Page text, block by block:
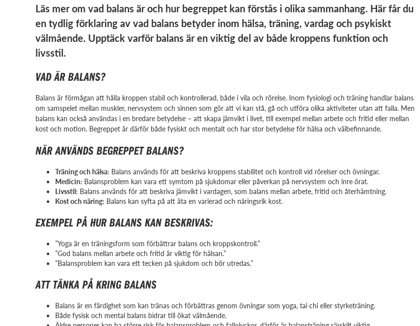
Läs mer om vad balans är och hur begreppet kan förstås i olika sammanhang. Här får du
en tydlig förklaring av vad balans betyder inom hälsa, träning, vardag och psykiskt
välmående. Upptäck varför balans är en viktig del av både kroppens funktion och
livsstil.
VAD ÄR BALANS?
Balans är förmågan att hålla kroppen stabil och kontrollerad, både i vila och rörelse. Inom fysiologi och träning handlar balans
om samspelet mellan muskler, nervsystem och sinnen som gör att vi kan stå, gå och utföra olika aktiviteter utan att falla. Men
balans kan också användas i en bredare betydelse – att skapa jämvikt i livet, till exempel mellan arbete och fritid eller mellan
kost och motion. Begreppet är därför både fysiskt och mentalt och har stor betydelse för hälsa och välbefinnande.
NÄR ANVÄNDS BEGREPPET BALANS?
Träning och hälsa: Balans används för att beskriva kroppens stabilitet och kontroll vid rörelser och övningar.
Medicin: Balansproblem kan vara ett symtom på sjukdomar eller påverkan på nervsystem och inre örat.
Livsstil: Balans används för att beskriva jämvikt i vardagen, som balans mellan arbete, fritid och återhämtning.
Kost och näring: Balans kan syfta på att äta en varierad och näringsrik kost.
EXEMPEL PÅ HUR BALANS KAN BESKRIVAS:
”Yoga är en träningsform som förbättrar balans och kroppskontroll.”
”God balans mellan arbete och fritid är viktig för hälsan.”
”Balansproblem kan vara ett tecken på sjukdom och bör utredas.”
ATT TÄNKA PÅ KRING BALANS
Balans är en färdighet som kan tränas och förbättras genom övningar som yoga, tai chi eller styrketräning.
Både fysisk och mental balans bidrar till ökat välmående.